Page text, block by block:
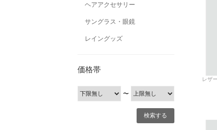
ヘアアクセサリー
サングラス・眼鏡
レイングッズ
価格帯
〜
レザ